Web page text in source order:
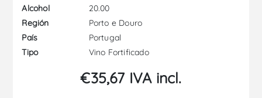
Alcohol
20.00
Región
Porto e Douro
País
Portugal
Tipo
Vino Fortificado
€35,67 IVA incl.